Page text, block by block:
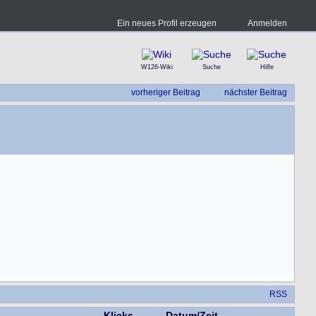
Ein neues Profil erzeugen Anmelden
W126-Wiki Suche Hilfe
vorheriger Beitrag nächster Beitrag
RSS